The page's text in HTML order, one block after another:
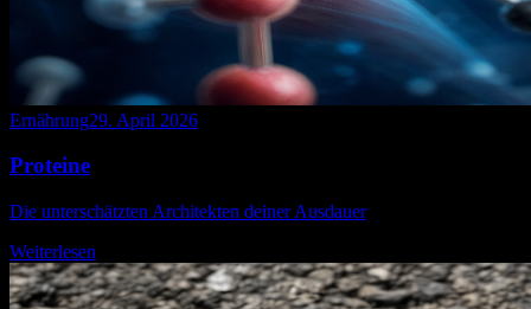
Ernährung29. April 2026
Proteine
Die unterschätzten Architekten deiner Ausdauer
Weiterlesen